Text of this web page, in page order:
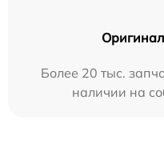
Более 20 тыс.
наличии на